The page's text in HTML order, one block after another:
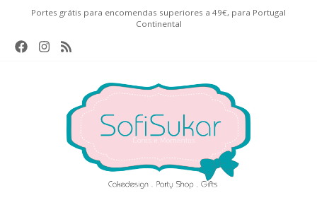
Portes grátis para encomendas superiores a 49€, para Portugal
Continental